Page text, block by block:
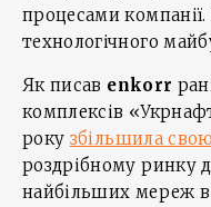
процесами
технологічного
Як писав enkorr
комплексів
року збільшила
роздрібному ринку
найбільших мереж в